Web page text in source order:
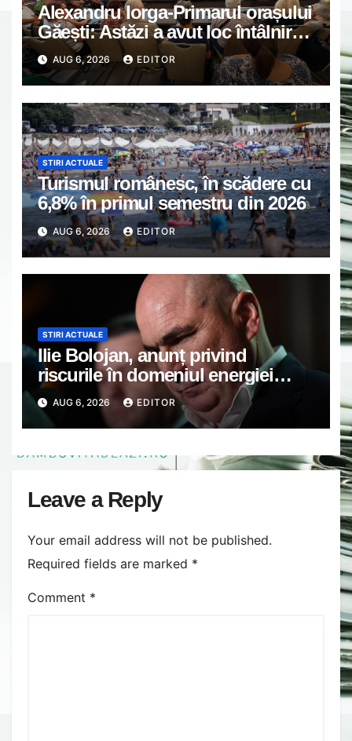
Alexandru Iorga-Primarul orașului
Găești: Astăzi a avut loc întâlnirea
de lucru cu reprezentanții
asociațiilor de proprietari din
Găești.
AUG 6, 2026 EDITOR
STIRI ACTUALE
Turismul românesc, în scădere cu
6,8% în primul semestru din 2026
AUG 6, 2026 EDITOR
STIRI ACTUALE
Ilie Bolojan, anunț privind
riscurile în domeniul energiei
electrice. Ce a decis Guvernul
AUG 6, 2026 EDITOR
Leave a Reply
Your email address will not be published.
Required fields are marked *
Comment *